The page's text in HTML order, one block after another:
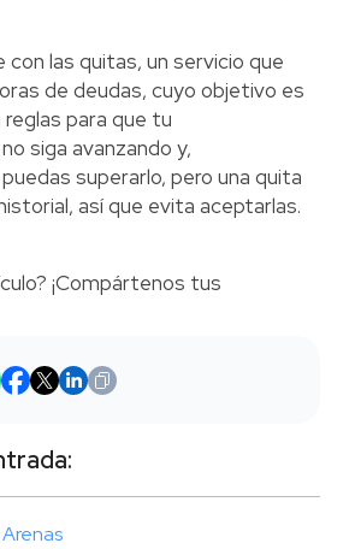
con las quitas, un servicio que
de deudas, cuyo objetivo es
para que tu
siga avanzando y,
superarlo, pero una quita
así que evita aceptarlas.
¡Compártenos tus